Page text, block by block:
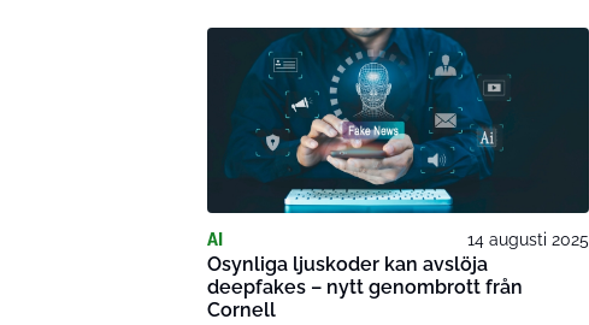
AI 14 augusti 2025
Osynliga ljuskoder kan avslöja
deepfakes – nytt genombrott från
Cornell